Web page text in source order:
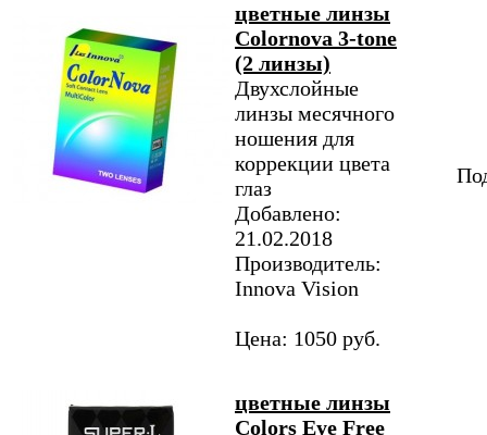
цветные линзы
Colornova 3-tone
(2 линзы)
Двухслойные
линзы месячного
ношения для
коррекции цвета
глаз
Добавлено:
21.02.2018
Производитель:
Innova Vision
Цена: 1050 руб.
цветные линзы
Colors Eye Free